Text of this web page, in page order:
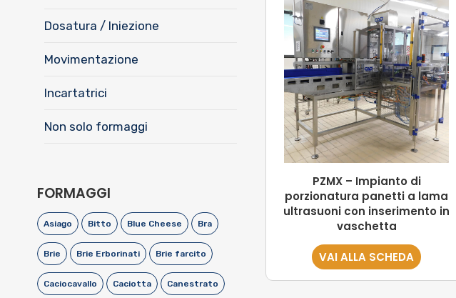
Dosatura / Iniezione
Movimentazione
Incartatrici
Non solo formaggi
FORMAGGI
Asiago Bitto Blue Cheese Bra
Brie Brie Erborinati Brie farcito
Caciocavallo Caciotta Canestrato
PZMX – Impianto di
porzionatura panetti a lama
ultrasuoni con inserimento in
vaschetta
VAI ALLA SCHEDA